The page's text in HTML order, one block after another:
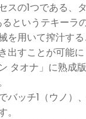
スの1つである、
というテキーラ
を用いて搾汁す
すことが可能
タオナ」に熟成
バッチ1（ウノ）